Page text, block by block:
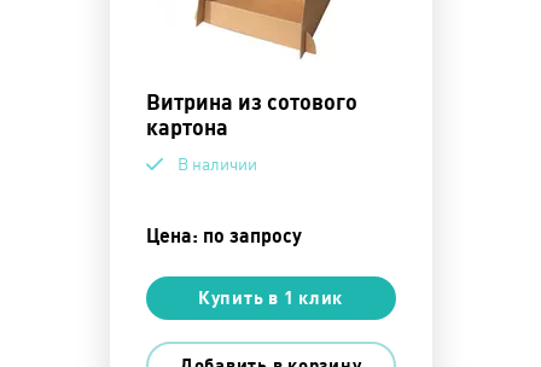
Витрина из сотового
картона
В наличии
Цена: по запросу
Купить в 1 клик